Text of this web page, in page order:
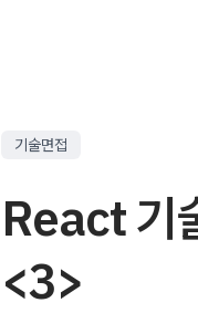
기술면접
React 기
<3>